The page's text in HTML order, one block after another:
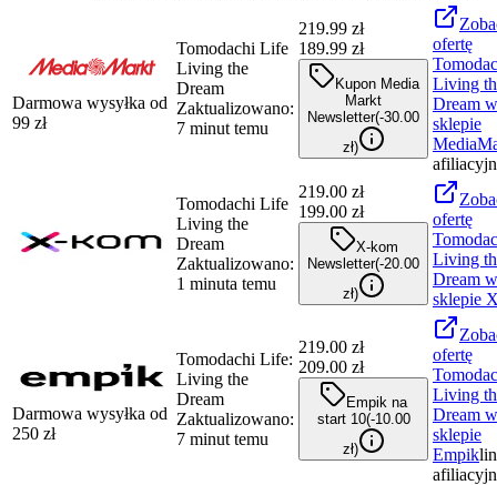
Darmowa wysyłka od
99 zł
Tomodachi Life
Living the
Dream
Zaktualizowano:
7 minut temu
219.99 zł
189.99 zł
Kupon Media
Markt
Newsletter(-30.00
zł)
ofertę
Living
Dream w
sklepie
Tomodachi Life
Living the
Dream
Zaktualizowano:
1 minuta temu
219.00 zł
199.00 zł
X-kom
Newsletter(-20.00
zł)
ofertę
Living
Dream w
sklepie
Darmowa wysyłka od
250 zł
Tomodachi Life:
Living the
Dream
Zaktualizowano:
7 minut temu
219.00 zł
209.00 zł
Empik na
start 10(-10.00
zł)
ofertę
Living
Dream w
sklepie
Empik